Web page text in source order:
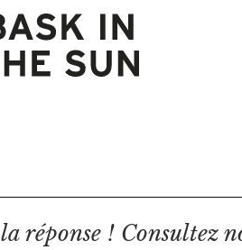
réponse ! Consultez